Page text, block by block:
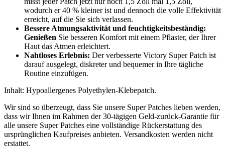
wodurch er 40 % kleiner ist und dennoch die volle Effektivität
erreicht, auf die Sie sich verlassen.
Bessere Atmungsaktivität und feuchtigkeitsbeständig:
Genießen Sie besseren Komfort mit einem Pflaster, der Ihrer
Haut das Atmen erleichtert.
Nahtloses Erlebnis: Der verbesserte Victory Super Patch ist
darauf ausgelegt, diskreter und bequemer in Ihre tägliche
Routine einzufügen.
Inhalt: Hypoallergenes Polyethylen-Klebepatch.
Wir sind so überzeugt, dass Sie unsere Super Patches lieben werden,
dass wir Ihnen im Rahmen der 30-tägigen Geld-zurück-Garantie für
alle unsere Super Patches eine vollständige Rückerstattung des
ursprünglichen Kaufpreises anbieten. Versandkosten werden nicht
erstattet.